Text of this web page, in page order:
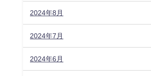
2024年8月
2024年7月
2024年6月